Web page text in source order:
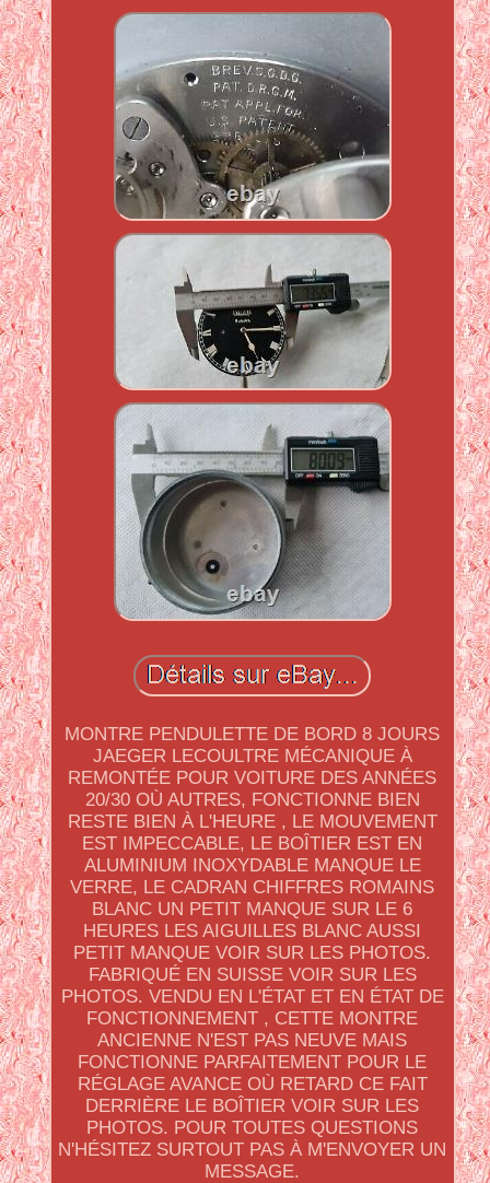
MONTRE PENDULETTE DE BORD 8 JOURS
JAEGER LECOULTRE MÉCANIQUE À
REMONTÉE POUR VOITURE DES ANNÉES
20/30 OÙ AUTRES, FONCTIONNE BIEN
RESTE BIEN À L'HEURE , LE MOUVEMENT
EST IMPECCABLE, LE BOÎTIER EST EN
ALUMINIUM INOXYDABLE MANQUE LE
VERRE, LE CADRAN CHIFFRES ROMAINS
BLANC UN PETIT MANQUE SUR LE 6
HEURES LES AIGUILLES BLANC AUSSI
PETIT MANQUE VOIR SUR LES PHOTOS.
FABRIQUÉ EN SUISSE VOIR SUR LES
PHOTOS. VENDU EN L'ÉTAT ET EN ÉTAT DE
FONCTIONNEMENT , CETTE MONTRE
ANCIENNE N'EST PAS NEUVE MAIS
FONCTIONNE PARFAITEMENT POUR LE
RÉGLAGE AVANCE OÙ RETARD CE FAIT
DERRIÈRE LE BOÎTIER VOIR SUR LES
PHOTOS. POUR TOUTES QUESTIONS
N'HÉSITEZ SURTOUT PAS À M'ENVOYER UN
MESSAGE.